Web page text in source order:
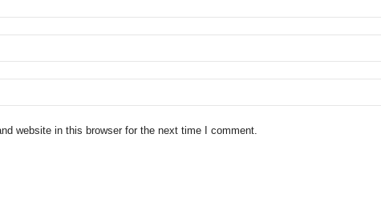
website in this browser for the next time I comment.